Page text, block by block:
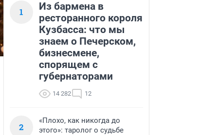
1
Из бармена в
ресторанного короля
Кузбасса: что мы
знаем о Печерском,
бизнесмене,
спорящем с
губернаторами
14 282 12
2
«Плохо, как никогда до
этого»: таролог о судьбе